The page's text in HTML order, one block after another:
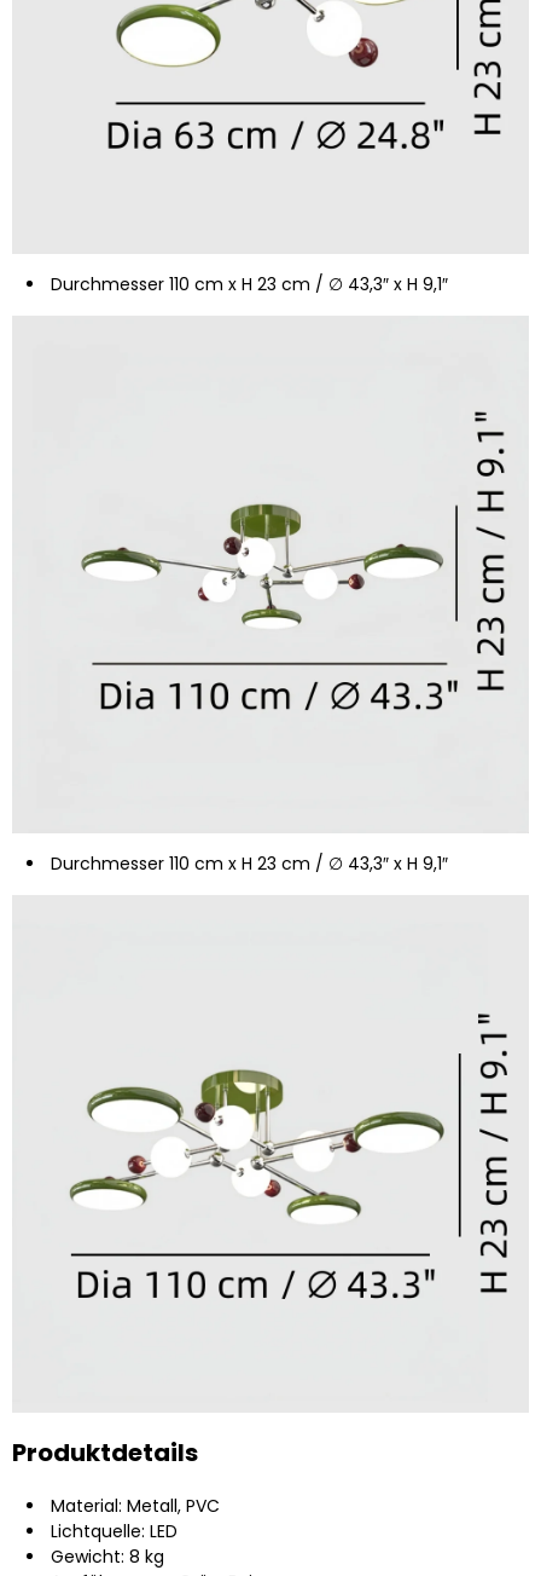
Durchmesser 110 cm x H 23 cm / ∅ 43,3″ x H 9,1″
Durchmesser 110 cm x H 23 cm / ∅ 43,3″ x H 9,1″
Produktdetails
Material: Metall, PVC
Lichtquelle: LED
Gewicht: 8 kg